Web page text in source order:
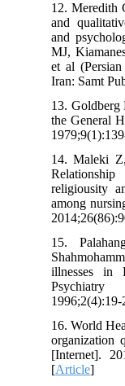
12.
and
and
MJ,
et al
Iran: Samt
13.
the General
14. Maleki
religiousity
among
15.
illnesses
16. World
[Internet].
[Article